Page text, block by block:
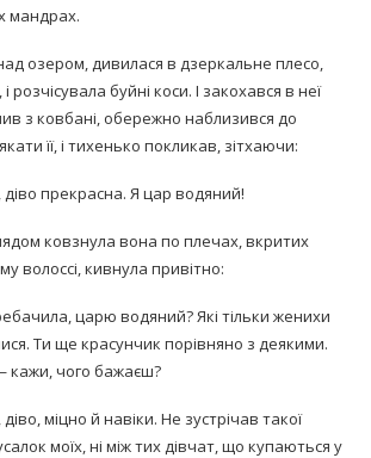
мандрах.
озером, дивилася в дзеркальне плесо,
буйні коси. І закохався в неї
з ковбані, обережно наблизився до
її, і тихенько покликав, зітхаючи:
діво прекрасна. Я цар водяний!
ковзнула вона по плечах, вкритих
волоссі, кивнула привітно:
царю водяний? Які тільки женихи
Ти ще красунчик порівняно з деякими.
кажи, чого бажаєш?
міцно й навіки. Не зустрічав такої
моїх, ні між тих дівчат, що купаються у